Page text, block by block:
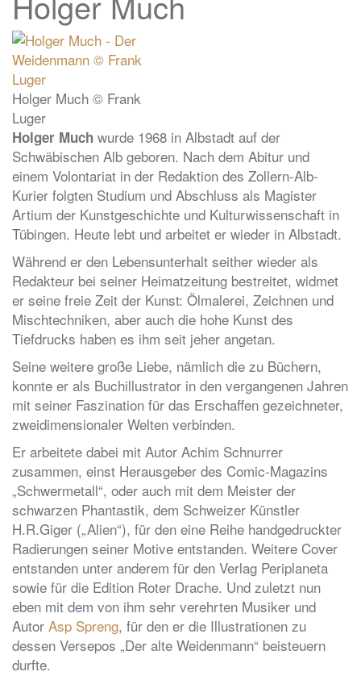
Holger Much © Frank
Luger
Holger Much wurde 1968 in Albstadt auf der
Schwäbischen Alb geboren. Nach dem Abitur und
einem Volontariat in der Redaktion des Zollern-Alb-
Kurier folgten Studium und Abschluss als Magister
Artium der Kunstgeschichte und Kulturwissenschaft in
Tübingen. Heute lebt und arbeitet er wieder in Albstadt.
Während er den Lebensunterhalt seither wieder als
Redakteur bei seiner Heimatzeitung bestreitet, widmet
er seine freie Zeit der Kunst: Ölmalerei, Zeichnen und
Mischtechniken, aber auch die hohe Kunst des
Tiefdrucks haben es ihm seit jeher angetan.
Seine weitere große Liebe, nämlich die zu Büchern,
konnte er als Buchillustrator in den vergangenen Jahren
mit seiner Faszination für das Erschaffen gezeichneter,
zweidimensionaler Welten verbinden.
Er arbeitete dabei mit Autor Achim Schnurrer
zusammen, einst Herausgeber des Comic-Magazins
„Schwermetall“, oder auch mit dem Meister der
schwarzen Phantastik, dem Schweizer Künstler
H.R.Giger („Alien“), für den eine Reihe handgedruckter
Radierungen seiner Motive entstanden. Weitere Cover
entstanden unter anderem für den Verlag Periplaneta
sowie für die Edition Roter Drache. Und zuletzt nun
eben mit dem von ihm sehr verehrten Musiker und
Autor Asp Spreng, für den er die Illustrationen zu
dessen Versepos „Der alte Weidenmann“ beisteuern
durfte.